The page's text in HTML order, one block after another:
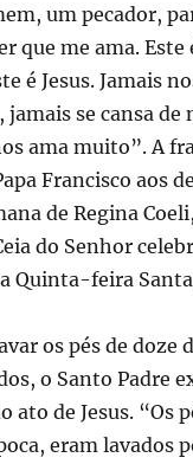
um pecador,
que me ama. Este
é Jesus. Jamais
jamais se cansa de
ama muito”. A
Francisco aos
de Regina
do Senhor
Quinta-feira
os pés de doze
o Santo Padre
ato de Jesus. “Os
eram lavados